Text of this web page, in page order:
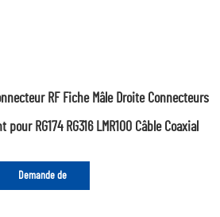
RF Fiche Mâle Droite Connecteurs
RG174 RG316 LMR100 Câble Coaxial
Demande de